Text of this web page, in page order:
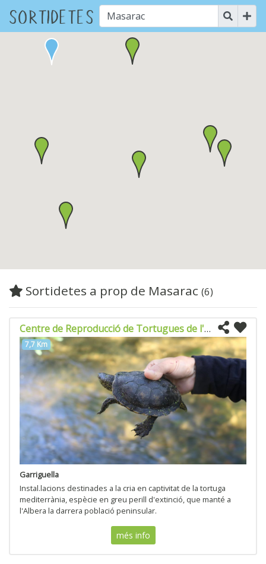
Sortidetes a prop de Masarac (6)
Centre de Reproducció de Tortugues de l'Albera
7,7 Km
Garriguella
Instal.lacions destinades a la cria en captivitat de la tortuga
mediterrània, espècie en greu perill d'extinció, que manté a
l'Albera la darrera població peninsular.
més info